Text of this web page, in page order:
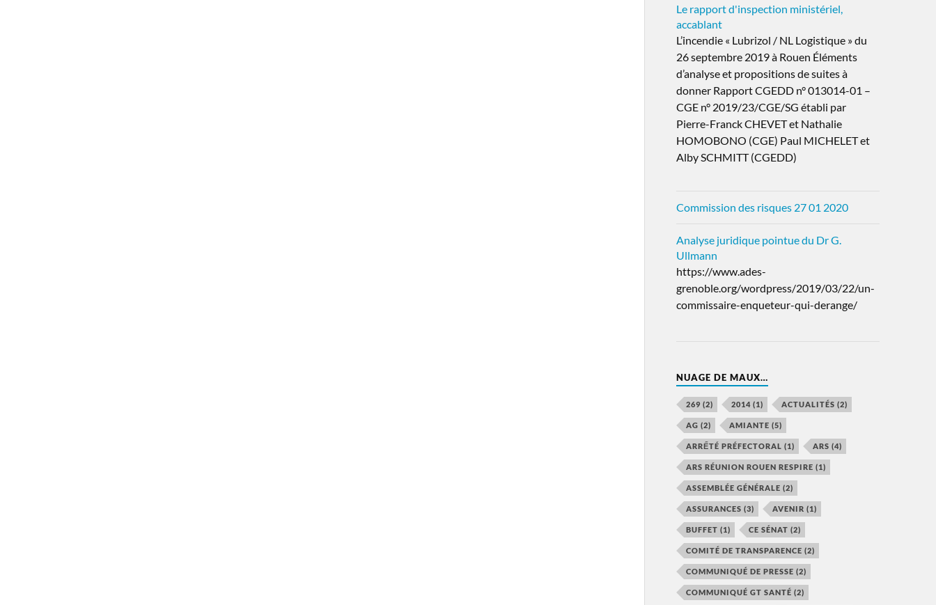
Le rapport d'inspection ministériel,
accablant
L’incendie « Lubrizol / NL Logistique » du
26 septembre 2019 à Rouen Éléments
d’analyse et propositions de suites à
donner Rapport CGEDD n° 013014-01 –
CGE n° 2019/23/CGE/SG établi par
Pierre-Franck CHEVET et Nathalie
HOMOBONO (CGE) Paul MICHELET et
Alby SCHMITT (CGEDD)
Commission des risques 27 01 2020
Analyse juridique pointue du Dr G.
Ullmann
https://www.ades-
grenoble.org/wordpress/2019/03/22/un-
commissaire-enqueteur-qui-derange/
NUAGE DE MAUX…
269 (2) 2014(1) ACTUALITÉS (2)
AG (2) AMIANTE (5)
ARRẾTÉ PRÉFECTORAL (1) ARS (4)
ARS RÉUNION ROUEN RESPIRE (1)
ASSEMBLÉE GÉNÉRALE (2)
ASSURANCES (3) AVENIR (1)
BUFFET (1) CE SÉNAT (2)
COMITÉ DE TRANSPARENCE (2)
COMMUNIQUÉ DE PRESSE (2)
COMMUNIQUÉ GT SANTÉ (2)